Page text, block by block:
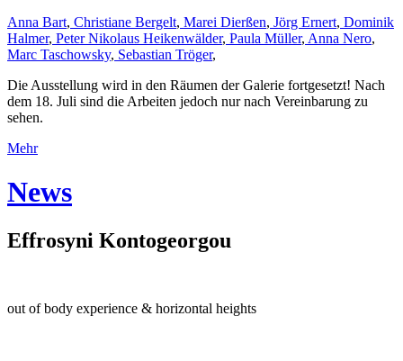
Anna Bart, Christiane Bergelt, Marei Dierßen, Jörg Ernert, Dominik
Halmer, Peter Nikolaus Heikenwälder, Paula Müller, Anna Nero,
Marc Taschowsky, Sebastian Tröger,
Die Ausstellung wird in den Räumen der Galerie fortgesetzt! Nach
dem 18. Juli sind die Arbeiten jedoch nur nach Vereinbarung zu
sehen.
Mehr
News
Effrosyni Kontogeorgou
out of body experience & horizontal heights